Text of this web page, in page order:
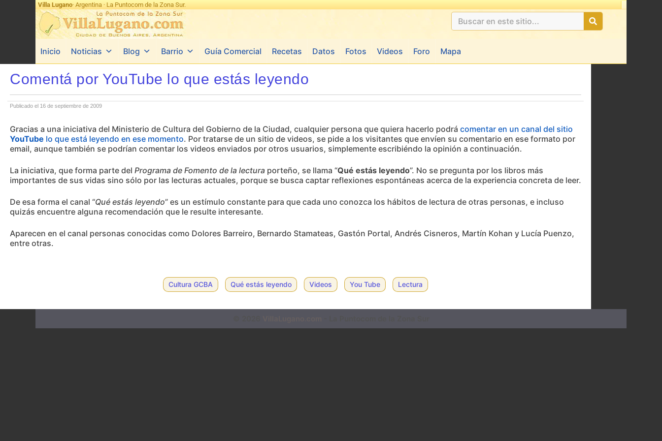
Villa Lugano· Argentina · La Puntocom de la Zona Sur.
Inicio Noticias Blog Barrio Guía Comercial Recetas Datos Fotos Videos Foro Mapa
Comentá por YouTube lo que estás leyendo
Publicado el 16 de septiembre de 2009
Gracias a una iniciativa del Ministerio de Cultura del Gobierno de la Ciudad, cualquier persona que quiera hacerlo podrá comentar en un canal del sitio
YouTube lo que está leyendo en ese momento. Por tratarse de un sitio de videos, se pide a los visitantes que envíen su comentario en ese formato por
email, aunque también se podrían comentar los videos enviados por otros usuarios, simplemente escribiéndo la opinión a continuación.
La iniciativa, que forma parte del Programa de Fomento de la lectura porteño, se llama “Qué estás leyendo”. No se pregunta por los libros más
importantes de sus vidas sino sólo por las lecturas actuales, porque se busca captar reflexiones espontáneas acerca de la experiencia concreta de leer.
De esa forma el canal “Qué estás leyendo” es un estímulo constante para que cada uno conozca los hábitos de lectura de otras personas, e incluso
quizás encuentre alguna recomendación que le resulte interesante.
Aparecen en el canal personas conocidas como Dolores Barreiro, Bernardo Stamateas, Gastón Portal, Andrés Cisneros, Martín Kohan y Lucía Puenzo,
entre otras.
Cultura GCBA Qué estás leyendo Videos You Tube Lectura